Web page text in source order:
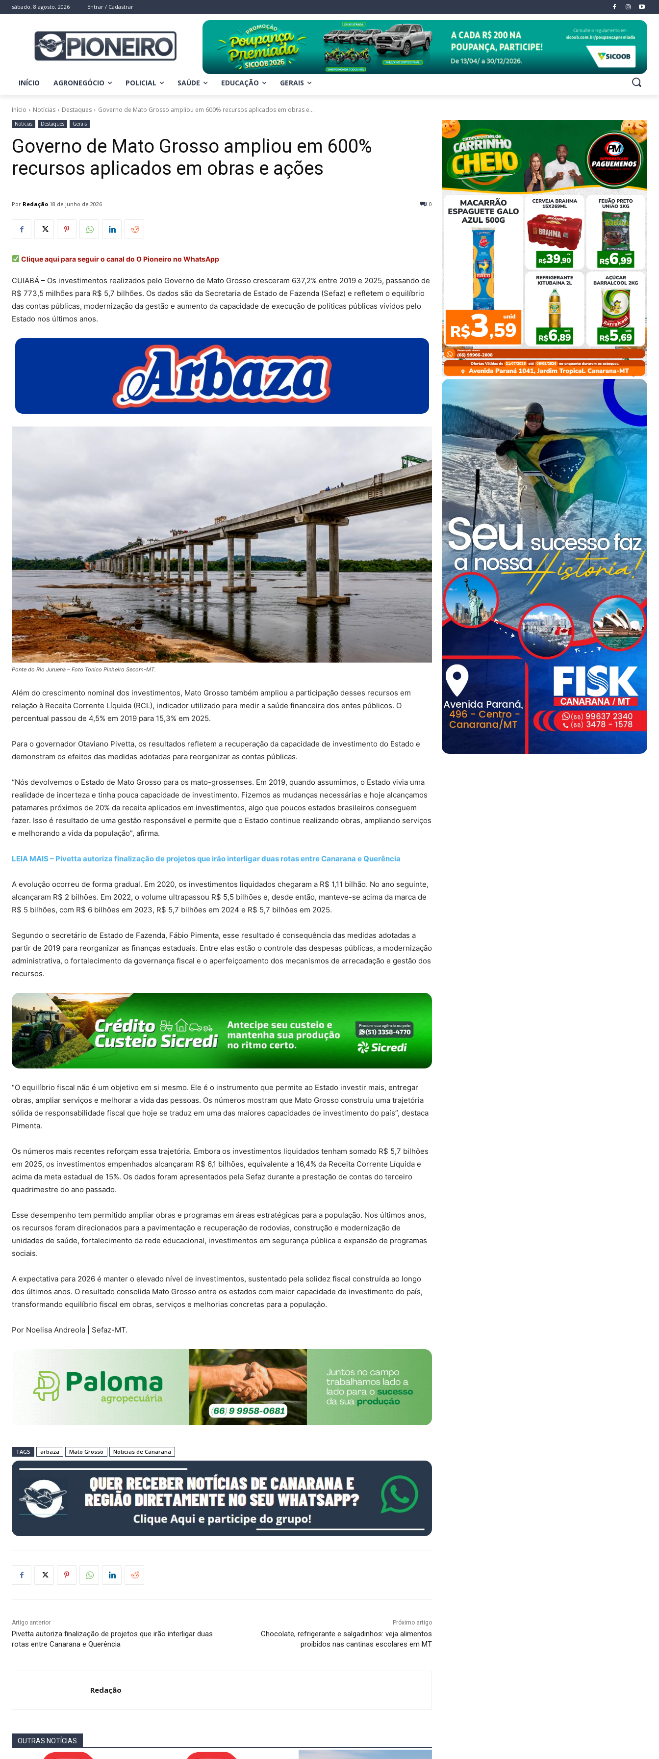
sábado, 8 agosto, 2026 Entrar / Cadastrar
INÍCIO AGRONEGÓCIO POLICIAL SAÚDE EDUCAÇÃO GERAIS
Início Notícias Destaques Governo de Mato Grosso ampliou em 600% recursos aplicados em obras e...
Notícias Destaques Gerais
Governo de Mato Grosso ampliou em 600%
recursos aplicados em obras e ações
Por Redação 0
18 de junho de 2026
Clique aqui para seguir o canal do O Pioneiro no WhatsApp
CUIABÁ – Os investimentos realizados pelo Governo de Mato Grosso cresceram 637,2% entre 2019 e 2025, passando de
R$ 773,5 milhões para R$ 5,7 bilhões. Os dados são da Secretaria de Estado de Fazenda (Sefaz) e refletem o equilíbrio
das contas públicas, modernização da gestão e aumento da capacidade de execução de políticas públicas vividos pelo
Estado nos últimos anos.
Ponte do Rio Juruena – Foto Tonico Pinheiro Secom-MT.
Além do crescimento nominal dos investimentos, Mato Grosso também ampliou a participação desses recursos em
relação à Receita Corrente Líquida (RCL), indicador utilizado para medir a saúde financeira dos entes públicos. O
percentual passou de 4,5% em 2019 para 15,3% em 2025.
Para o governador Otaviano Pivetta, os resultados refletem a recuperação da capacidade de investimento do Estado e
demonstram os efeitos das medidas adotadas para reorganizar as contas públicas.
“Nós devolvemos o Estado de Mato Grosso para os mato-grossenses. Em 2019, quando assumimos, o Estado vivia uma
realidade de incerteza e tinha pouca capacidade de investimento. Fizemos as mudanças necessárias e hoje alcançamos
patamares próximos de 20% da receita aplicados em investimentos, algo que poucos estados brasileiros conseguem
fazer. Isso é resultado de uma gestão responsável e permite que o Estado continue realizando obras, ampliando serviços
e melhorando a vida da população”, afirma.
LEIA MAIS – Pivetta autoriza finalização de projetos que irão interligar duas rotas entre Canarana e Querência
A evolução ocorreu de forma gradual. Em 2020, os investimentos liquidados chegaram a R$ 1,11 bilhão. No ano seguinte,
alcançaram R$ 2 bilhões. Em 2022, o volume ultrapassou R$ 5,5 bilhões e, desde então, manteve-se acima da marca de
R$ 5 bilhões, com R$ 6 bilhões em 2023, R$ 5,7 bilhões em 2024 e R$ 5,7 bilhões em 2025.
Segundo o secretário de Estado de Fazenda, Fábio Pimenta, esse resultado é consequência das medidas adotadas a
partir de 2019 para reorganizar as finanças estaduais. Entre elas estão o controle das despesas públicas, a modernização
administrativa, o fortalecimento da governança fiscal e o aperfeiçoamento dos mecanismos de arrecadação e gestão dos
recursos.
“O equilíbrio fiscal não é um objetivo em si mesmo. Ele é o instrumento que permite ao Estado investir mais, entregar
obras, ampliar serviços e melhorar a vida das pessoas. Os números mostram que Mato Grosso construiu uma trajetória
sólida de responsabilidade fiscal que hoje se traduz em uma das maiores capacidades de investimento do país”, destaca
Pimenta.
Os números mais recentes reforçam essa trajetória. Embora os investimentos liquidados tenham somado R$ 5,7 bilhões
em 2025, os investimentos empenhados alcançaram R$ 6,1 bilhões, equivalente a 16,4% da Receita Corrente Líquida e
acima da meta estadual de 15%. Os dados foram apresentados pela Sefaz durante a prestação de contas do terceiro
quadrimestre do ano passado.
Esse desempenho tem permitido ampliar obras e programas em áreas estratégicas para a população. Nos últimos anos,
os recursos foram direcionados para a pavimentação e recuperação de rodovias, construção e modernização de
unidades de saúde, fortalecimento da rede educacional, investimentos em segurança pública e expansão de programas
sociais.
A expectativa para 2026 é manter o elevado nível de investimentos, sustentado pela solidez fiscal construída ao longo
dos últimos anos. O resultado consolida Mato Grosso entre os estados com maior capacidade de investimento do país,
transformando equilíbrio fiscal em obras, serviços e melhorias concretas para a população.
Por Noelisa Andreola | Sefaz-MT.
TAGS arbaza Mato Grosso Noticias de Canarana
Artigo anterior
Pivetta autoriza finalização de projetos que irão interligar duas
rotas entre Canarana e Querência
Próximo artigo
Chocolate, refrigerante e salgadinhos: veja alimentos
proibidos nas cantinas escolares em MT
Redação
OUTRAS NOTÍCIAS